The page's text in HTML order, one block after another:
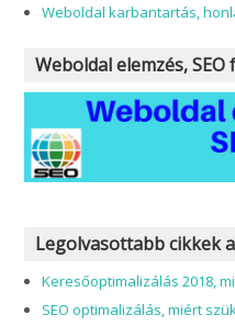
Weboldal karbantartás,
Weboldal elemzés, SEO
Legolvasottabb cikkek
Keresőoptimalizálás 2018,
SEO optimalizálás, miért